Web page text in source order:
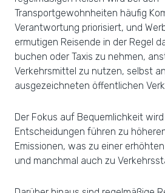
Transportgewohnheiten häufig
Verantwortung priorisiert, und
ermutigen Reisende in der Regel
buchen oder Taxis zu nehmen,
Verkehrsmittel zu nutzen, selbst
ausgezeichneten öffentlichen
Der Fokus auf Bequemlichkeit
Entscheidungen führen zu
Emissionen, was zu einer
und manchmal auch zu